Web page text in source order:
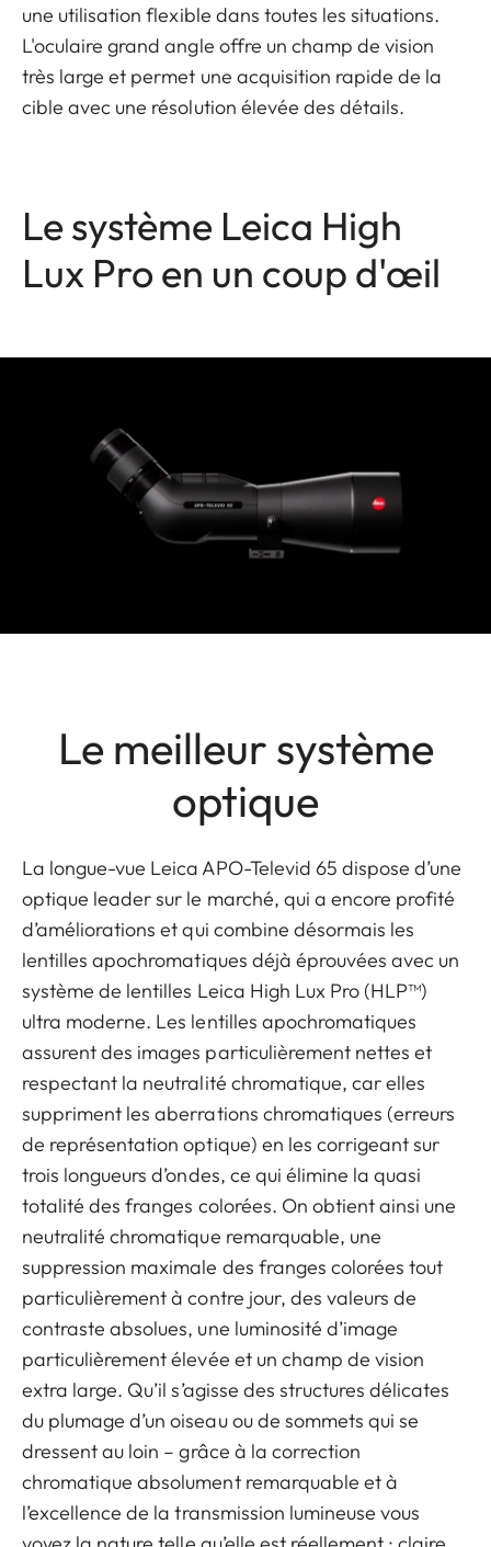
une utilisation flexible dans toutes les situations.
L'oculaire grand angle offre un champ de vision
très large et permet une acquisition rapide de la
cible avec une résolution élevée des détails.
Le système Leica High
Lux Pro en un coup d'œil
Le meilleur système
optique
La longue-vue Leica APO-Televid 65 dispose d’une
optique leader sur le marché, qui a encore profité
d’améliorations et qui combine désormais les
lentilles apochromatiques déjà éprouvées avec un
système de lentilles Leica High Lux Pro (HLP™)
ultra moderne. Les lentilles apochromatiques
assurent des images particulièrement nettes et
respectant la neutralité chromatique, car elles
suppriment les aberrations chromatiques (erreurs
de représentation optique) en les corrigeant sur
trois longueurs d’ondes, ce qui élimine la quasi
totalité des franges colorées. On obtient ainsi une
neutralité chromatique remarquable, une
suppression maximale des franges colorées tout
particulièrement à contre jour, des valeurs de
contraste absolues, une luminosité d’image
particulièrement élevée et un champ de vision
extra large. Qu’il s’agisse des structures délicates
du plumage d’un oiseau ou de sommets qui se
dressent au loin – grâce à la correction
chromatique absolument remarquable et à
l’excellence de la transmission lumineuse vous